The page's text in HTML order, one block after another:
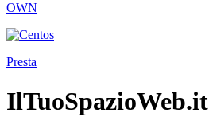
OWN
Presta
IlTuoSpazioWeb.it